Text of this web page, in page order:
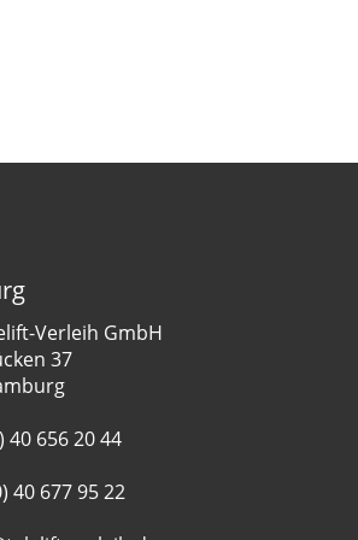
Verleih GmbH
37
40 656 20 44
40 677 95 22